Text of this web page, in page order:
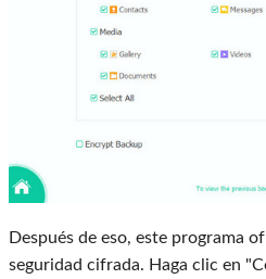
Después de eso, este programa
seguridad cifrada. Haga clic en